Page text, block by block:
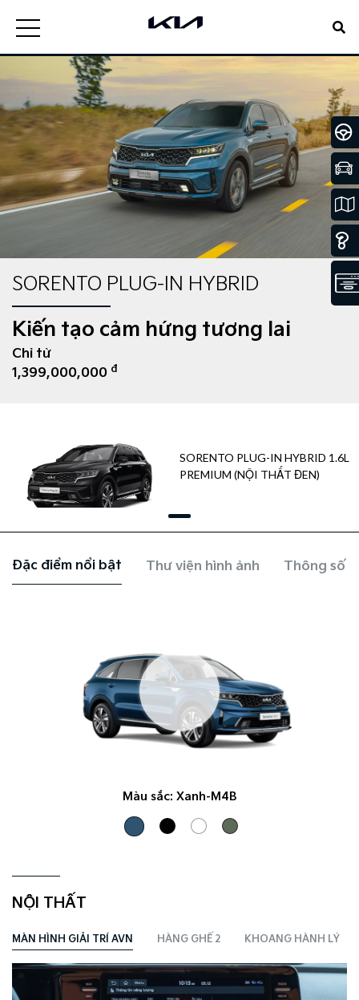
SORENTO PLUG-IN HYBRID
Kiến tạo cảm hứng tương lai
Chỉ từ
1,399,000,000 đ
SORENTO PLUG-IN HYBRID 1.6L
PREMIUM (NỘI THẤT ĐEN)
Đặc điểm nổi bật Thư viện hình ảnh Thông số
Màu sắc: Xanh-M4B
NỘI THẤT
MÀN HÌNH GIẢI TRÍ AVN HÀNG GHẾ 2 KHOANG HÀNH LÝ